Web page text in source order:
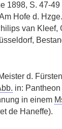
1898, S. 47-49
Hofe d. Hzge.
van Kleef,
d.
in:
in einem
de Haneffe).